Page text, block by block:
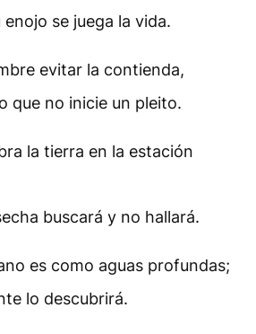
se juega la vida.
evitar la contienda,
que no inicie un pleito.
la tierra en la estación
buscará y no hallará.
es como aguas profundas;
lo descubrirá.